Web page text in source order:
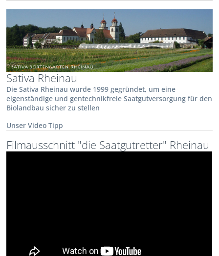
Sativa Rheinau
Die Sativa Rheinau wurde 1999 gegründet, um eine
eigenständige und gentechnikfreie Saatgutversorgung für den
Biolandbau sicher zu stellen
Unser Video Tipp
Filmausschnitt "die Saatgutretter" Rheinau